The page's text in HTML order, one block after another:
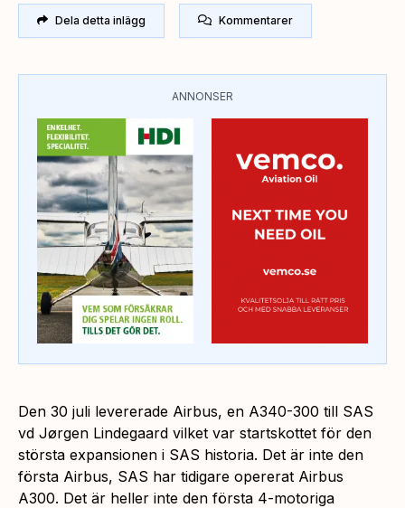
Dela detta inlägg Kommentarer
ANNONSER
Den 30 juli levererade Airbus, en A340-300 till SAS
vd Jørgen Lindegaard vilket var startskottet för den
största expansionen i SAS historia. Det är inte den
första Airbus, SAS har tidigare opererat Airbus
A300. Det är heller inte den första 4-motoriga